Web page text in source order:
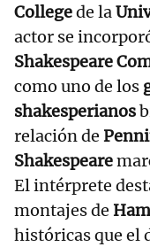
Collegede la
actor se
Shakespeare
como uno de los
shakesperianos
relación de
Shakespeare
El intérprete
montajes de
históricas que el